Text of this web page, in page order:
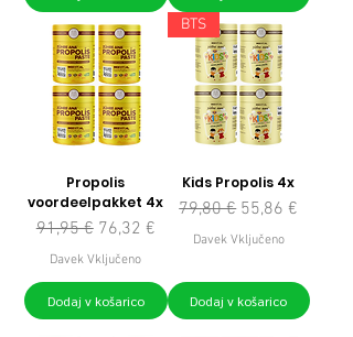
Propolis
voordeelpakket 4x
Redna cena
91,95 € Cena na razprodaji
76,32 €
Davek Vključeno
Dodaj v košarico
BTS
Kids Propolis 4x
Redna cena
79,80 € Cena na
55,86 €
Davek Vključeno
Dodaj v košarico